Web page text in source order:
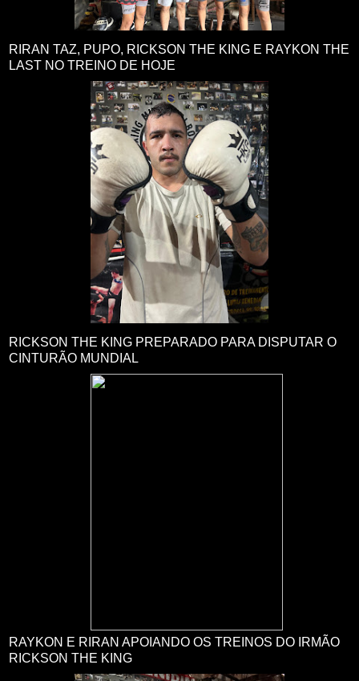
RIRAN TAZ, PUPO, RICKSON THE KING E RAYKON THE
LAST NO TREINO DE HOJE
RICKSON THE KING PREPARADO PARA DISPUTAR O
CINTURÃO MUNDIAL
RAYKON E RIRAN APOIANDO OS TREINOS DO IRMÃO
RICKSON THE KING